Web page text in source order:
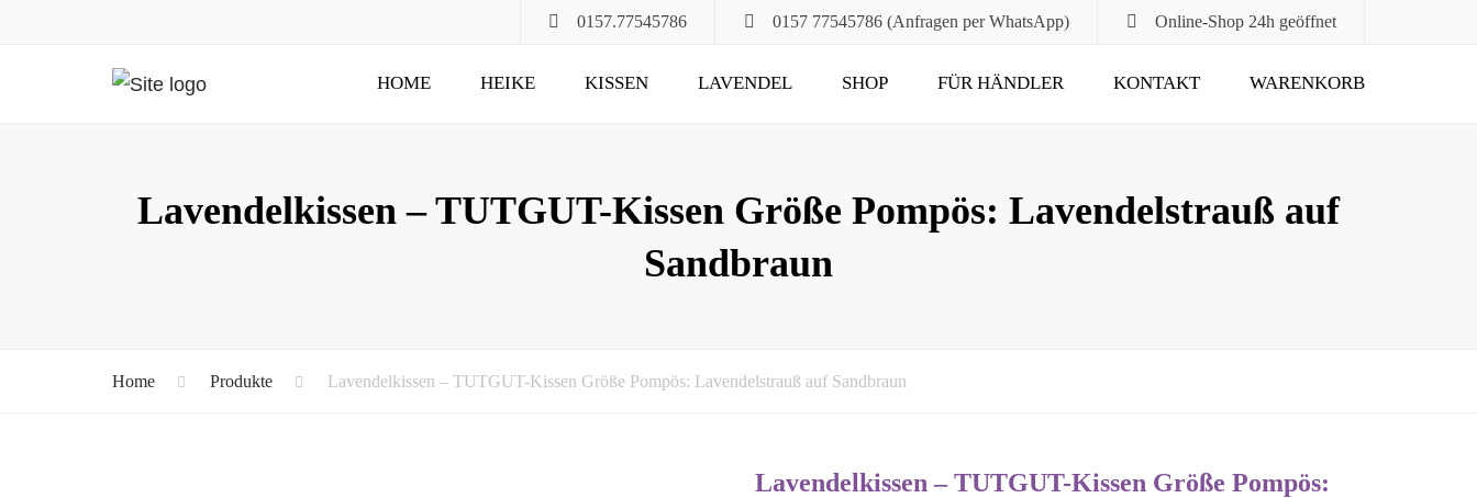
0157.77545786 0157 77545786 (Anfragen per WhatsApp) Online-Shop 24h geöffnet
Submit
HOME HEIKE KISSEN
MAXIMA
LAVENDEL
FÜR MUND, HALS
UND HAARE
UND DANN NOCH
SHOP FÜR HÄNDLER KONTAKT WARENKORB
Lavendelkissen – TUTGUT-Kissen Größe Pompös: Lavendelstrauß auf
Sandbraun
Home Produkte Lavendelkissen – TUTGUT-Kissen Größe Pompös: Lavendelstrauß auf Sandbraun
Lavendelkissen – TUTGUT-Kissen Größe Pompös: